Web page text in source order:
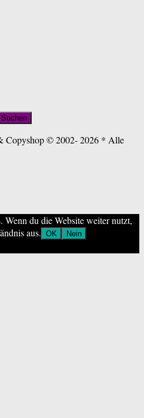
Copyshop © 2002- 2026 * Alle
Wenn du die Website weiter nutzt,
aus. OK
Nein